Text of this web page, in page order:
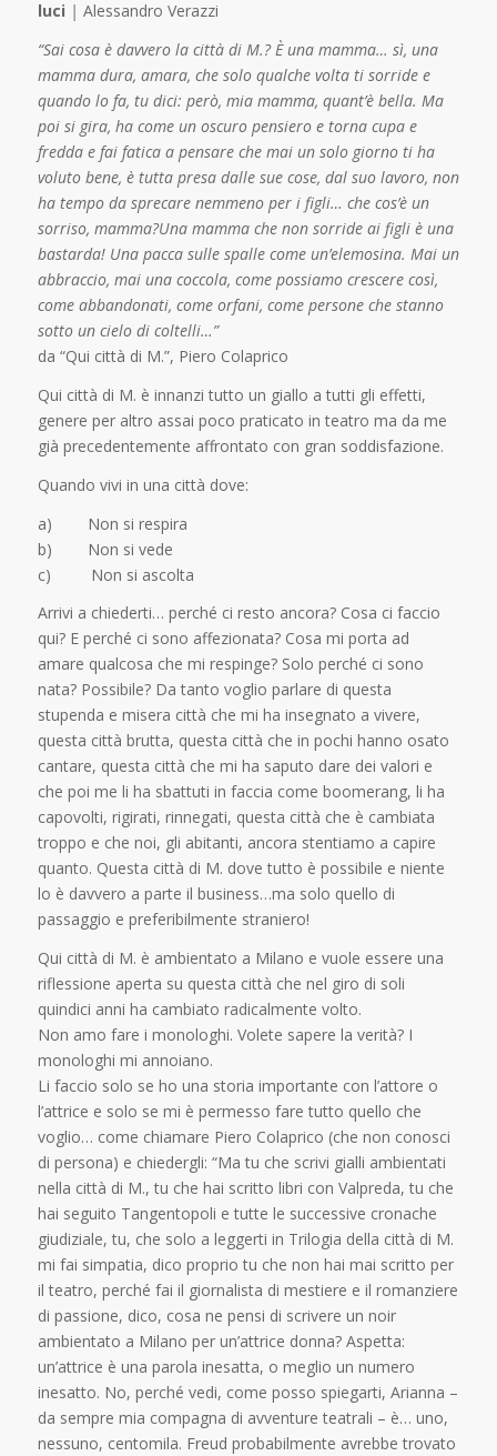
luci | Alessandro Verazzi
“Sai cosa è davvero la città di M.? È una mamma… sì, una
mamma dura, amara, che solo qualche volta ti sorride e
quando lo fa, tu dici: però, mia mamma, quant’è bella. Ma
poi si gira, ha come un oscuro pensiero e torna cupa e
fredda e fai fatica a pensare che mai un solo giorno ti ha
voluto bene, è tutta presa dalle sue cose, dal suo lavoro, non
ha tempo da sprecare nemmeno per i figli… che cos’è un
sorriso, mamma?Una mamma che non sorride ai figli è una
bastarda! Una pacca sulle spalle come un’elemosina. Mai un
abbraccio, mai una coccola, come possiamo crescere così,
come abbandonati, come orfani, come persone che stanno
sotto un cielo di coltelli…”
da “Qui città di M.”, Piero Colaprico
Qui città di M. è innanzi tutto un giallo a tutti gli effetti,
genere per altro assai poco praticato in teatro ma da me
già precedentemente affrontato con gran soddisfazione.
Quando vivi in una città dove:
a) Non si respira
b) Non si vede
c) Non si ascolta
Arrivi a chiederti… perché ci resto ancora? Cosa ci faccio
qui? E perché ci sono affezionata? Cosa mi porta ad
amare qualcosa che mi respinge? Solo perché ci sono
nata? Possibile? Da tanto voglio parlare di questa
stupenda e misera città che mi ha insegnato a vivere,
questa città brutta, questa città che in pochi hanno osato
cantare, questa città che mi ha saputo dare dei valori e
che poi me li ha sbattuti in faccia come boomerang, li ha
capovolti, rigirati, rinnegati, questa città che è cambiata
troppo e che noi, gli abitanti, ancora stentiamo a capire
quanto. Questa città di M. dove tutto è possibile e niente
lo è davvero a parte il business…ma solo quello di
passaggio e preferibilmente straniero!
Qui città di M. è ambientato a Milano e vuole essere una
riflessione aperta su questa città che nel giro di soli
quindici anni ha cambiato radicalmente volto.
Non amo fare i monologhi. Volete sapere la verità? I
monologhi mi annoiano.
Li faccio solo se ho una storia importante con l’attore o
l’attrice e solo se mi è permesso fare tutto quello che
voglio… come chiamare Piero Colaprico (che non conosci
di persona) e chiedergli: “Ma tu che scrivi gialli ambientati
nella città di M., tu che hai scritto libri con Valpreda, tu che
hai seguito Tangentopoli e tutte le successive cronache
giudiziale, tu, che solo a leggerti in Trilogia della città di M.
mi fai simpatia, dico proprio tu che non hai mai scritto per
il teatro, perché fai il giornalista di mestiere e il romanziere
di passione, dico, cosa ne pensi di scrivere un noir
ambientato a Milano per un’attrice donna? Aspetta:
un’attrice è una parola inesatta, o meglio un numero
inesatto. No, perché vedi, come posso spiegarti, Arianna –
da sempre mia compagna di avventure teatrali – è… uno,
nessuno, centomila. Freud probabilmente avrebbe trovato